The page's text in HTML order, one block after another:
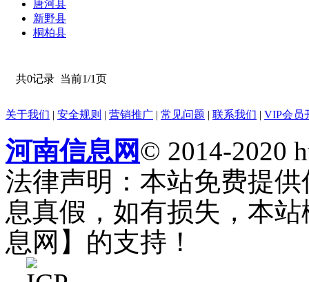
唐河县
新野县
桐柏县
共0记录 当前1/1页
关于我们 | 安全规则 | 营销推广 | 常见问题 | 联系我们 | VIP会员
河南信息网© 2014-2020
法律声明：本站免费提
息真假，如有损失，本
息网】的支持！